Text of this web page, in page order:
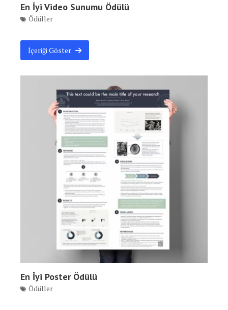
En İyi Video Sunumu Ödülü
Ödüller
İçeriği Göster
En İyi Poster Ödülü
Ödüller